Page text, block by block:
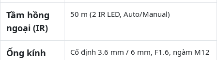
Tầm hồng
ngoại (IR)
50 m (2 IR LED, Auto/Manual)
Ống kính Cố định 3.6 mm / 6 mm, F1.6, ngàm M12